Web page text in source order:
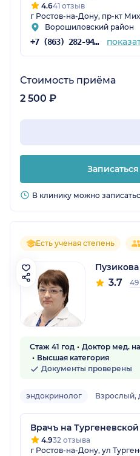
4.641 отзыв
г Ростов-на-Дону, пр-кт
Ворошиловский район
+7 (863) 282-94-41
Стоимость приёма
2 500 ₽
В клинику можно
Есть ученая степень
3.7
Стаж 41 год
Доктор мед.
Высшая категория
Документы проверены
эндокринолог Взрослый,
Врачъ на Тургеневской
4.932 отзыва
г Ростов-на-Дону, ул